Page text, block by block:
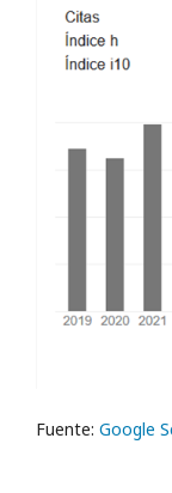
Fuente: Google